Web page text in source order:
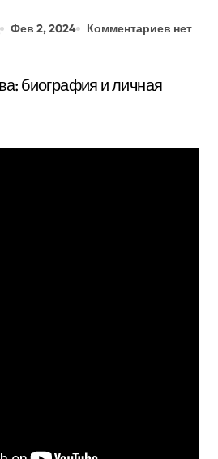
Фев 2, 2024 Комментариев нет